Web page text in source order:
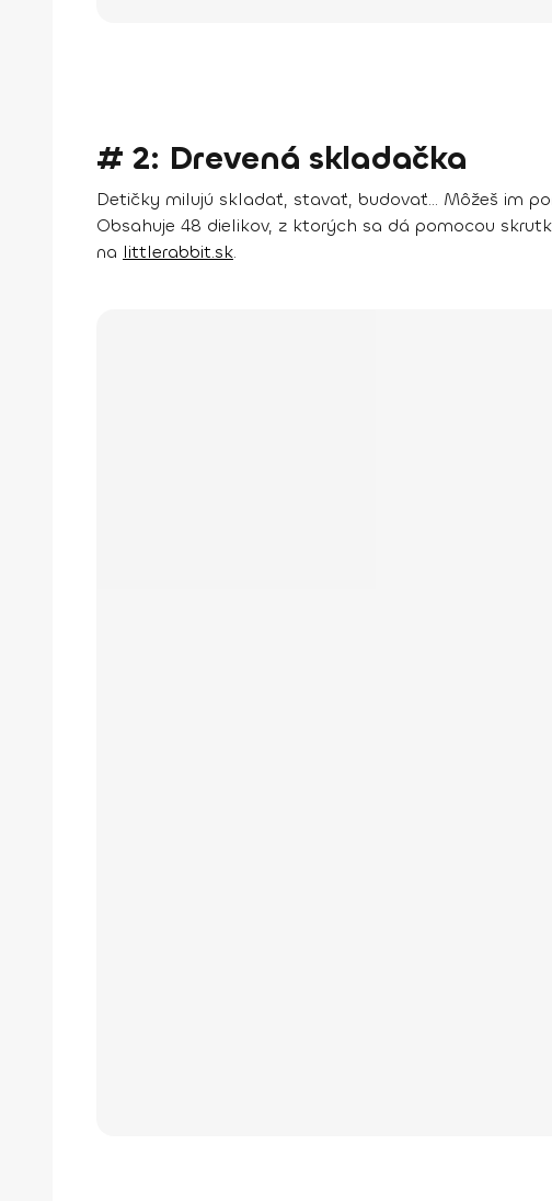
# 2: Drevená skladačka
Detičky milujú skladať, stavať, budovať... Môžeš im
Obsahuje 48 dielikov, z ktorých sa dá pomocou
na littlerabbit.sk.